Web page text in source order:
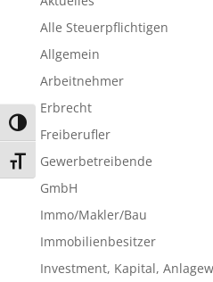
Umschalten auf hohe Kontraste
Schrift vergrößern
Alle Steuerpflichtigen
Allgemein
Arbeitnehmer
Erbrecht
Freiberufler
Gewerbetreibende
GmbH
Immo/Makler/Bau
Immobilienbesitzer
Investment, Kapital,